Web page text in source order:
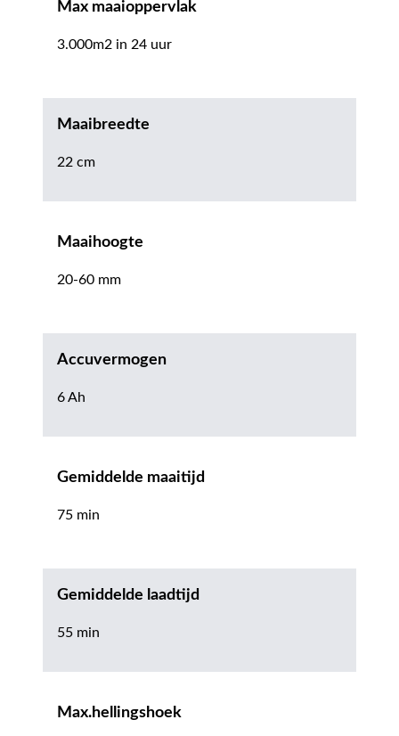
Max maaioppervlak
3.000m2 in 24 uur
Maaibreedte
22 cm
Maaihoogte
20-60 mm
Accuvermogen
6 Ah
Gemiddelde maaitijd
75 min
Gemiddelde laadtijd
55 min
Max.hellingshoek